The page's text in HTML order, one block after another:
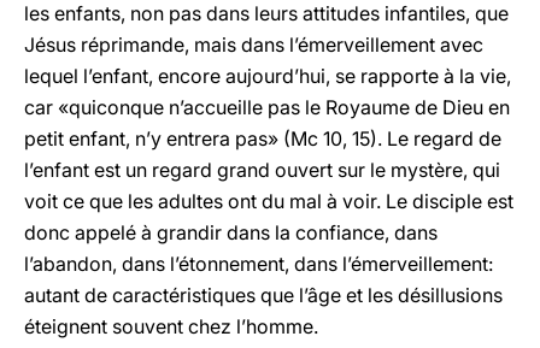
les enfants, non pas dans leurs attitudes infantiles, que
Jésus réprimande, mais dans l’émerveillement avec
lequel l’enfant, encore aujourd’hui, se rapporte à la vie,
car «quiconque n’accueille pas le Royaume de Dieu en
petit enfant, n’y entrera pas» (Mc 10, 15). Le regard de
l’enfant est un regard grand ouvert sur le mystère, qui
voit ce que les adultes ont du mal à voir. Le disciple est
donc appelé à grandir dans la confiance, dans
l’abandon, dans l’étonnement, dans l’émerveillement:
autant de caractéristiques que l’âge et les désillusions
éteignent souvent chez l’homme.